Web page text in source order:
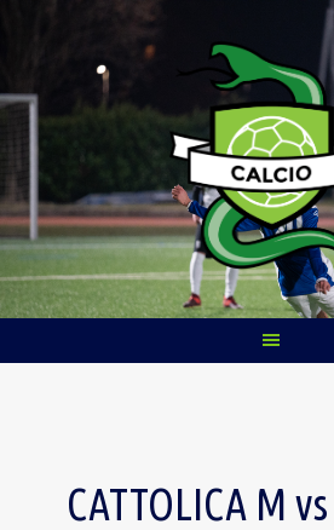
CATTOLICA M